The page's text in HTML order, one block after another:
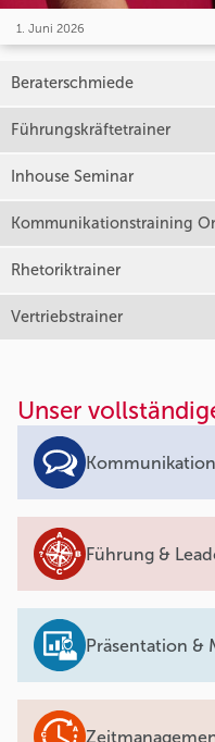
1. Juni 2026
Beraterschmiede
Führungskräftetrainer
Inhouse Seminar
Kommunikationstraining
Rhetoriktrainer
Vertriebstrainer
Unser
Führung &
Präsentation &